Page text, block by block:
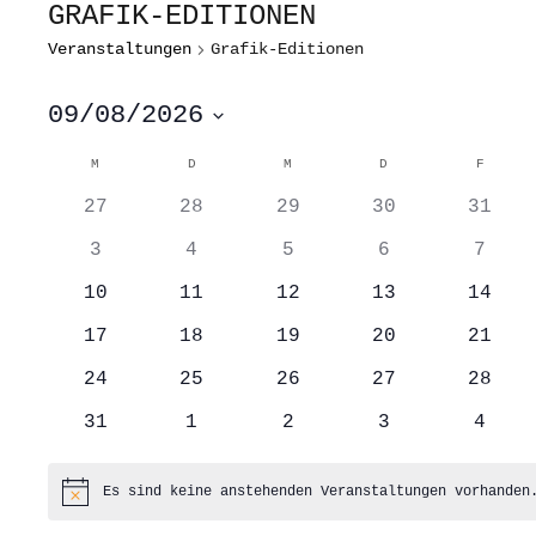
GRAFIK-EDITIONEN
Veranstaltungen Grafik-Editionen
09/08/2026
wählen.
KALENDER
VERANSTALTUNGEN
M D M D F
0
27
0
28
0
29
0
30
0
31
0
3
0
4
0
5
0
6
0
7
0
10
0
11
0
12
0
13
0
14
0
17
0
18
0
19
0
20
0
21
0
24
0
25
0
26
0
27
0
28
0
31
0
1
0
2
0
3
0
4
HinweisEs sind keine anstehenden Veranstaltungen vorhanden.